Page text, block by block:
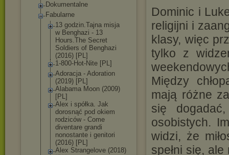
Dokumentalne
Fabularne
13 godzin.Tajna misja
w Benghazi - 13
Hours.The Secret
Soldiers of Benghazi
(2016) [PL]
1-800-Hot-Nite [PL]
Adoracja - Adoration
(2019) [PL]
Alabama Moon (2009)
[PL]
Alex i spółka. Jak
dorosnąć pod okiem
rodziców - Come
diventare grandi
nonostante i genitori
(2016) [PL]
Alex Strangelove (2018)
Dominic i
religijni i
klasy, więc
tylko z
Między
mają różne
się
osobistych.
widzi, że
spełni się,